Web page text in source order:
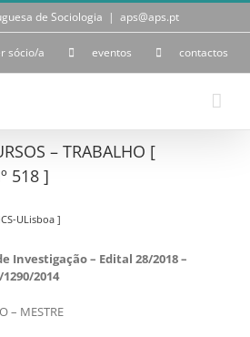
de Sociologia | aps@aps.pt
sócio/a eventos contactos
– TRABALHO [
518 ]
ULisboa ]
Investigação – Edital 28/2018 –
2014
– MESTRE